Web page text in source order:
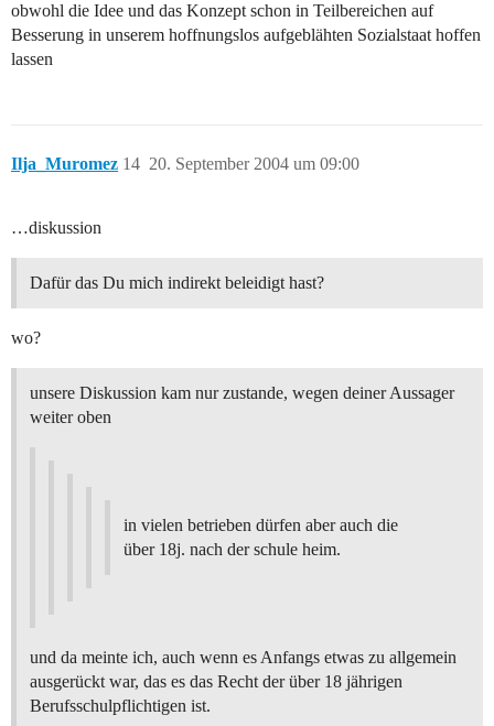
obwohl die Idee und das Konzept schon in Teilbereichen auf
Besserung in unserem hoffnungslos aufgeblähten Sozialstaat hoffen
lassen
Ilja_Muromez 20. September 2004 um 09:00
14
…diskussion
Dafür das Du mich indirekt beleidigt hast?
wo?
unsere Diskussion kam nur zustande, wegen deiner Aussager
weiter oben
in vielen betrieben dürfen aber auch die
über 18j. nach der schule heim.
und da meinte ich, auch wenn es Anfangs etwas zu allgemein
ausgerückt war, das es das Recht der über 18 jährigen
Berufsschulpflichtigen ist.